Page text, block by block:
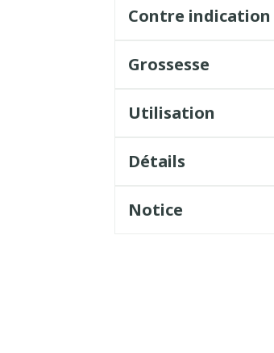
Contre indication
Grossesse
Utilisation
Détails
Notice